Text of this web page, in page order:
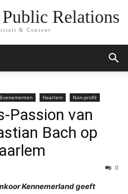
Relations
& Content
Evenementen Haarlem Non-profit
Passion van
Bach op
0
Kennemerland geeft